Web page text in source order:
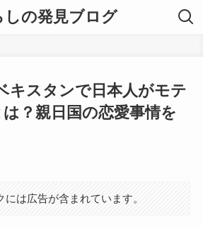
しの発見ブログ
キスタンで日本人がモテ
？親日国の恋愛事情を
には広告が含まれています。